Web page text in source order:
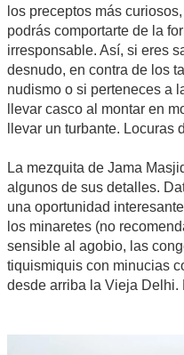
los preceptos más
podrás comportarte de la
irresponsable. Así, si eres
desnudo, en contra de los
nudismo o si perteneces a
llevar casco al montar en
llevar un turbante. Locuras
La mezquita de Jama
algunos de sus detalles.
una oportunidad
los minaretes (no
sensible al agobio, las
tiquismiquis con minucias
desde arriba la Vieja Delhi.